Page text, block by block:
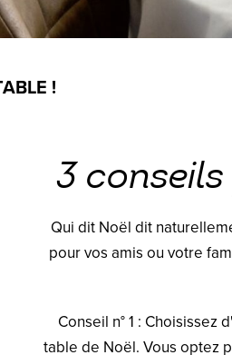
!
3
Qui dit Noël dit
pour vos amis ou votre
Conseil n° 1 :
table de Noël. Vous optez